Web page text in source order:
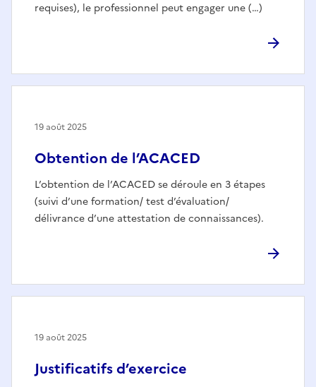
requises), le professionnel peut engager une (…)
Obtention de l’ACACED
L’obtention de l’ACACED se déroule en 3 étapes
(suivi d’une formation/ test d’évaluation/
délivrance d’une attestation de connaissances).
19 août 2025
Justificatifs d’exercice
19 août 2025